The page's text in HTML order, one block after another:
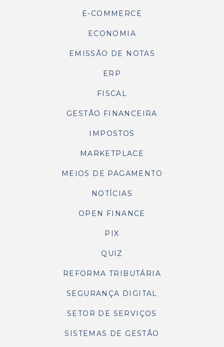
E-COMMERCE
ECONOMIA
EMISSÃO DE NOTAS
ERP
FISCAL
GESTÃO FINANCEIRA
IMPOSTOS
MARKETPLACE
MEIOS DE PAGAMENTO
NOTÍCIAS
OPEN FINANCE
PIX
QUIZ
REFORMA TRIBUTÁRIA
SEGURANÇA DIGITAL
SETOR DE SERVIÇOS
SISTEMAS DE GESTÃO